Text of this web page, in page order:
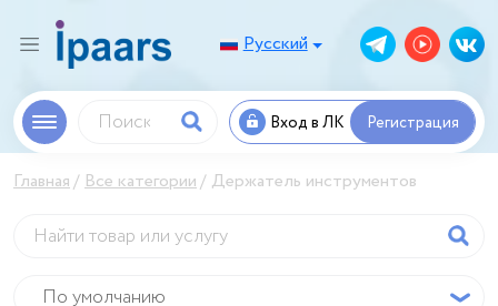
Русский
Вход в ЛК Регистрация
Главная Все категории Держатель инструментов